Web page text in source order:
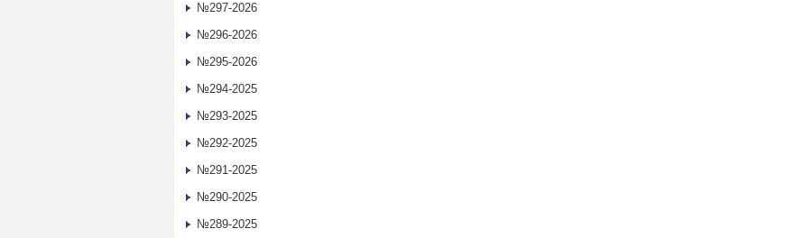
№297-2026
№296-2026
№295-2026
№294-2025
№293-2025
№292-2025
№291-2025
№290-2025
№289-2025